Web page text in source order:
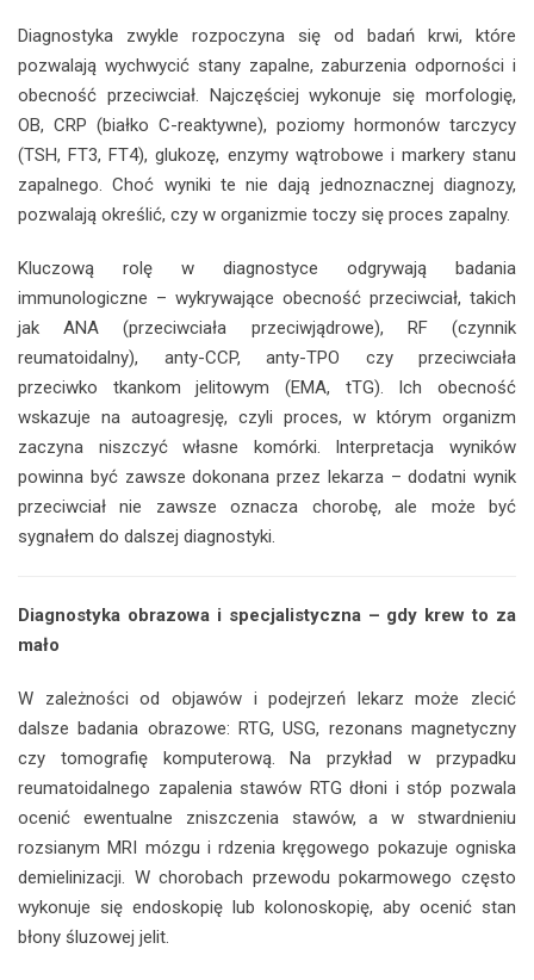
Diagnostyka zwykle rozpoczyna się od badań krwi, które
pozwalają wychwycić stany zapalne, zaburzenia odporności i
obecność przeciwciał. Najczęściej wykonuje się morfologię,
OB, CRP (białko C-reaktywne), poziomy hormonów tarczycy
(TSH, FT3, FT4), glukozę, enzymy wątrobowe i markery stanu
zapalnego. Choć wyniki te nie dają jednoznacznej diagnozy,
pozwalają określić, czy w organizmie toczy się proces zapalny.
Kluczową rolę w diagnostyce odgrywają badania
immunologiczne – wykrywające obecność przeciwciał, takich
jak ANA (przeciwciała przeciwjądrowe), RF (czynnik
reumatoidalny), anty-CCP, anty-TPO czy przeciwciała
przeciwko tkankom jelitowym (EMA, tTG). Ich obecność
wskazuje na autoagresję, czyli proces, w którym organizm
zaczyna niszczyć własne komórki. Interpretacja wyników
powinna być zawsze dokonana przez lekarza – dodatni wynik
przeciwciał nie zawsze oznacza chorobę, ale może być
sygnałem do dalszej diagnostyki.
Diagnostyka obrazowa i specjalistyczna – gdy krew to za
mało
W zależności od objawów i podejrzeń lekarz może zlecić
dalsze badania obrazowe: RTG, USG, rezonans magnetyczny
czy tomografię komputerową. Na przykład w przypadku
reumatoidalnego zapalenia stawów RTG dłoni i stóp pozwala
ocenić ewentualne zniszczenia stawów, a w stwardnieniu
rozsianym MRI mózgu i rdzenia kręgowego pokazuje ogniska
demielinizacji. W chorobach przewodu pokarmowego często
wykonuje się endoskopię lub kolonoskopię, aby ocenić stan
błony śluzowej jelit.